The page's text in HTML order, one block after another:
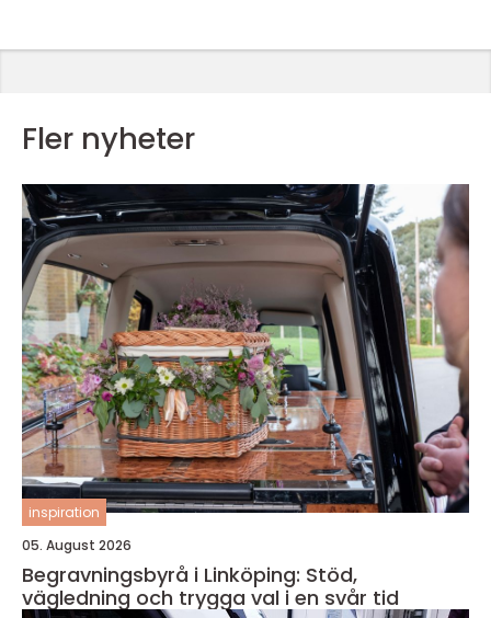
Fler nyheter
inspiration
05. August 2026
Begravningsbyrå i Linköping: Stöd,
vägledning och trygga val i en svår tid